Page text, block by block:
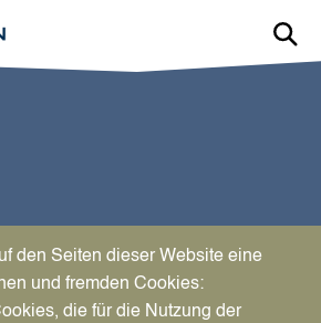
SPORT & KULTUR
sein ist alles
den Seiten dieser Website eine
und fremden Cookies:
die für die Nutzung der